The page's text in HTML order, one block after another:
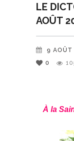
LE
AOÛT
9 AOÛT
0
À la